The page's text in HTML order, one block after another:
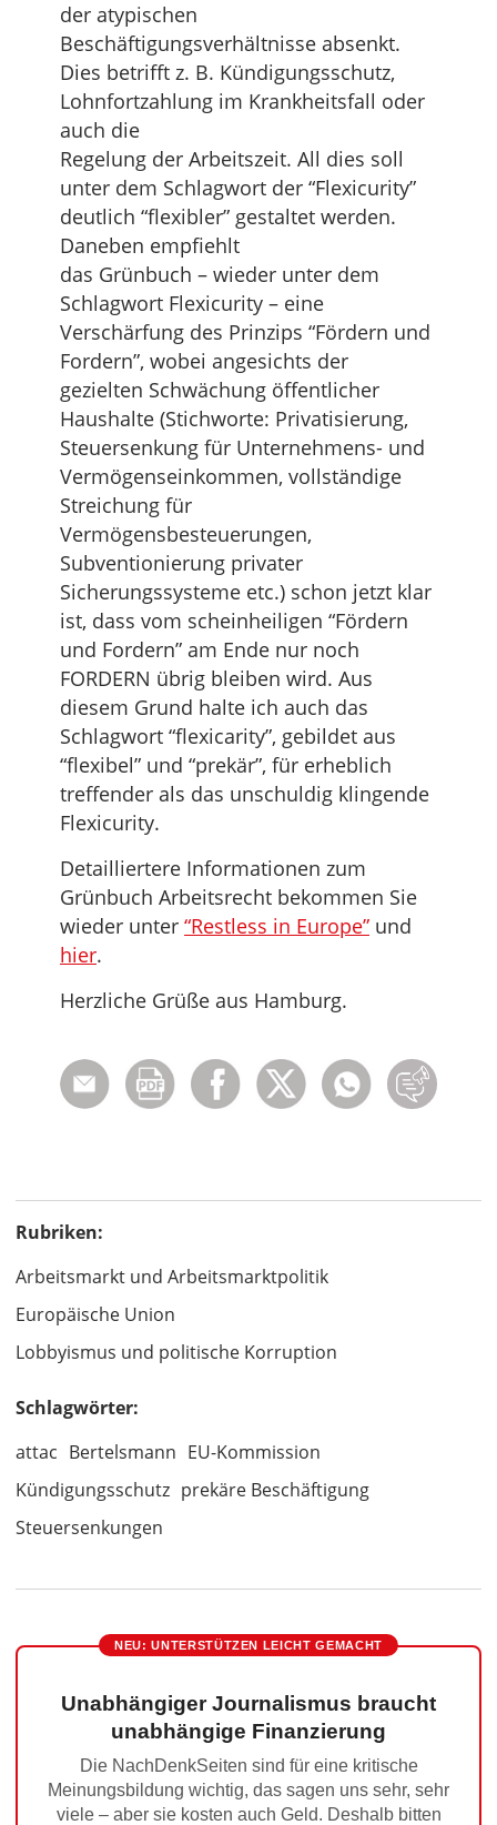
der atypischen
Beschäftigungsverhältnisse absenkt.
Dies betrifft z. B. Kündigungsschutz,
Lohnfortzahlung im Krankheitsfall oder
auch die
Regelung der Arbeitszeit. All dies soll
unter dem Schlagwort der “Flexicurity”
deutlich “flexibler” gestaltet werden.
Daneben empfiehlt
das Grünbuch – wieder unter dem
Schlagwort Flexicurity – eine
Verschärfung des Prinzips “Fördern und
Fordern”, wobei angesichts der
gezielten Schwächung öffentlicher
Haushalte (Stichworte: Privatisierung,
Steuersenkung für Unternehmens- und
Vermögenseinkommen, vollständige
Streichung für
Vermögensbesteuerungen,
Subventionierung privater
Sicherungssysteme etc.) schon jetzt klar
ist, dass vom scheinheiligen “Fördern
und Fordern” am Ende nur noch
FORDERN übrig bleiben wird. Aus
diesem Grund halte ich auch das
Schlagwort “flexicarity”, gebildet aus
“flexibel” und “prekär”, für erheblich
treffender als das unschuldig klingende
Flexicurity.
Detailliertere Informationen zum
Grünbuch Arbeitsrecht bekommen Sie
wieder unter “Restless in Europe” und
hier.
Herzliche Grüße aus Hamburg.
Rubriken:
Arbeitsmarkt und Arbeitsmarktpolitik
Europäische Union
Lobbyismus und politische Korruption
Schlagwörter:
attac Bertelsmann EU-Kommission
Kündigungsschutz prekäre Beschäftigung
Steuersenkungen
NEU: UNTERSTÜTZEN LEICHT GEMACHT
Unabhängiger Journalismus braucht
unabhängige Finanzierung
Die NachDenkSeiten sind für eine kritische
Meinungsbildung wichtig, das sagen uns sehr, sehr
viele – aber sie kosten auch Geld. Deshalb bitten